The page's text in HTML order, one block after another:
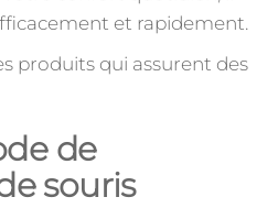
et rapidement.
produits qui assurent des
de
souris